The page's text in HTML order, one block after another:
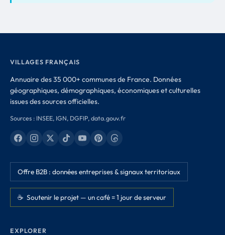
VILLAGES FRANÇAIS
Annuaire des 35 000+ communes de France. Données
géographiques, démographiques, économiques et culturelles
issues des sources officielles.
Sources : INSEE, IGN, DGFIP, data.gouv.fr
Offre B2B : données entreprises & signaux territoriaux
☕ Soutenir le projet — un café = 1 jour de serveur
EXPLORER